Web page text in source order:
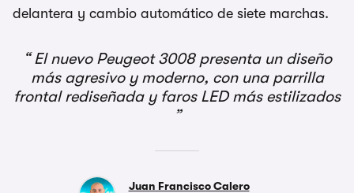
delantera y cambio automático de siete marchas.
El nuevo Peugeot 3008 presenta un diseño
más agresivo y moderno, con una parrilla
frontal rediseñada y faros LED más estilizados
Juan Francisco Calero